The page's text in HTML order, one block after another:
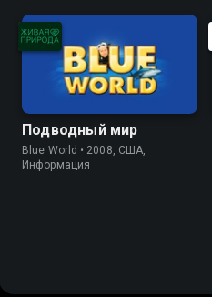
Подводный мир
Blue World • 2008, США,
Информация